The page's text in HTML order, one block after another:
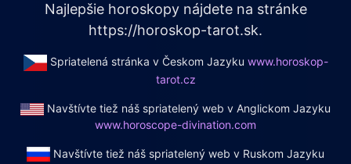
Najlepšie horoskopy nájdete na stránke
https://horoskop-tarot.sk.
Spriatelená stránka v Českom Jazyku www.horoskop-
tarot.cz
Navštívte tiež náš spriatelený web v Anglickom Jazyku
www.horoscope-divination.com
Navštívte tiež náš spriatelený web v Ruskom Jazyku